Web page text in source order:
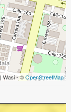
| Wasi - ©OpenStreetMap